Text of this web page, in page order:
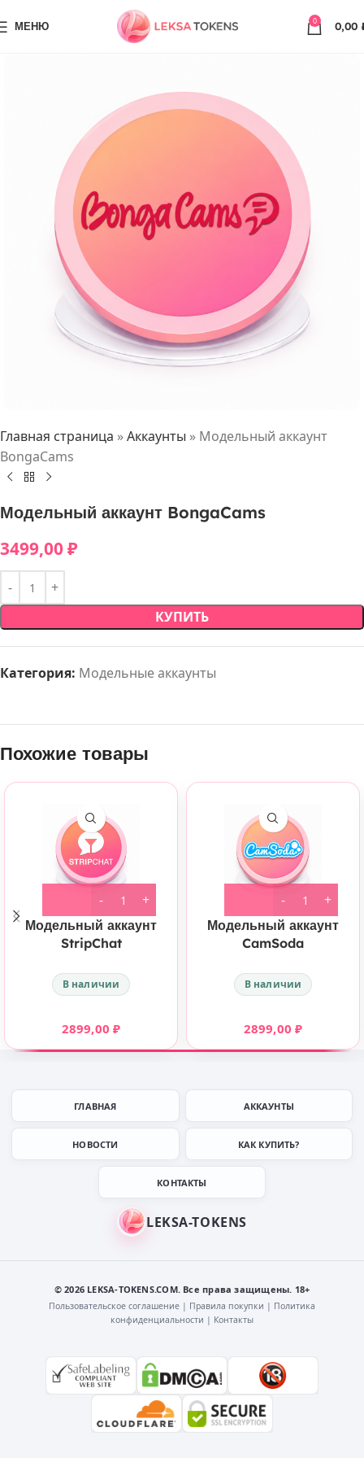
МЕНЮ 0 0,00
Главная страница »Аккаунты » Модельный аккаунт
BongaCams
Модельный аккаунт BongaCams
3499,00 ₽
КУПИТЬ
Категория: Модельные аккаунты
Похожие товары
Модельный аккаунт
StripChat
В наличии
2899,00 ₽
Модельный аккаунт
CamSoda
В наличии
2899,00 ₽
ГЛАВНАЯ АККАУНТЫ
НОВОСТИ КАК КУПИТЬ?
КОНТАКТЫ
© 2026 LEKSA-TOKENS.COM. Все права защищены. 18+
Пользовательское соглашение | Правила покупки | Политика
конфиденциальности | Контакты